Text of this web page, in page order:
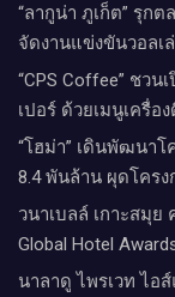
“ลากูน่า ภูเก็ต” รุก
จัดงานแข่งขันวอลเ
“CPS Coffee” ชว
เปอร์ ด้วยเมนูเครื่อ
“โฮม่า” เดินพัฒนา
8.4 พันล้าน ผุดโครง
วนาเบลล์ เกาะสมุย
Global Hotel
นาลาดู ไพรเวท ไ